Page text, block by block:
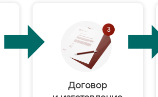
Договор